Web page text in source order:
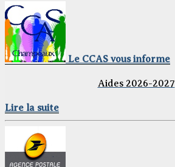
Le CCAS vous informe
Aides 2026-2027
Lire la suite